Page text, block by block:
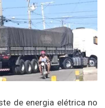
de energia elétrica no